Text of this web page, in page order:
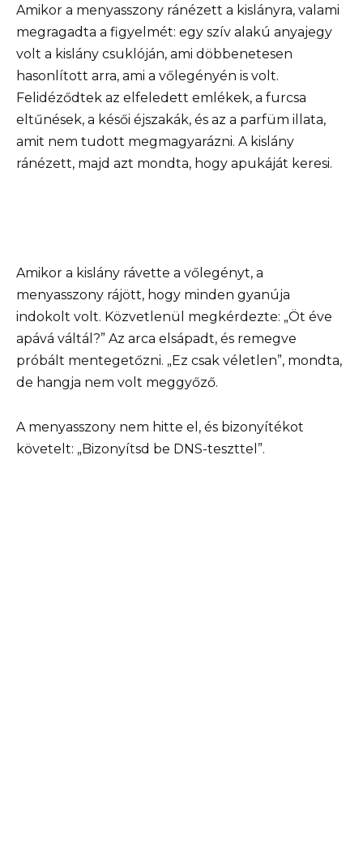
Amikor a menyasszony ránézett a kislányra, valami
megragadta a figyelmét: egy szív alakú anyajegy
volt a kislány csuklóján, ami döbbenetesen
hasonlított arra, ami a vőlegényén is volt.
Felidéződtek az elfeledett emlékek, a furcsa
eltűnések, a késői éjszakák, és az a parfüm illata,
amit nem tudott megmagyarázni. A kislány
ránézett, majd azt mondta, hogy apukáját keresi.
Amikor a kislány rávette a vőlegényt, a
menyasszony rájött, hogy minden gyanúja
indokolt volt. Közvetlenül megkérdezte: „Öt éve
apává váltál?” Az arca elsápadt, és remegve
próbált mentegetőzni. „Ez csak véletlen”, mondta,
de hangja nem volt meggyőző.
A menyasszony nem hitte el, és bizonyítékot
követelt: „Bizonyítsd be DNS-teszttel”.